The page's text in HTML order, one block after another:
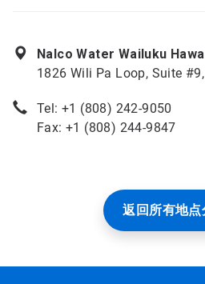
Nalco Water Wailuku
1826 Wili Pa Loop, Suite
Tel: +1 (808) 242-9050
Fax: +1 (808) 244-9847
返回所有地点